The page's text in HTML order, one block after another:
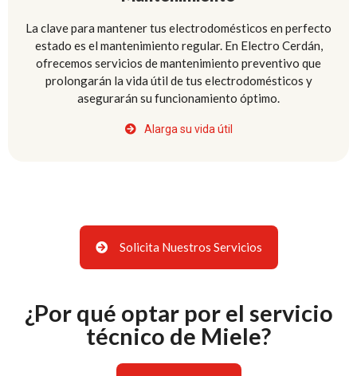
La clave para mantener tus electrodomésticos en perfecto
estado es el mantenimiento regular. En Electro Cerdán,
ofrecemos servicios de mantenimiento preventivo que
prolongarán la vida útil de tus electrodomésticos y
asegurarán su funcionamiento óptimo.
Alarga su vida útil
Solicita Nuestros Servicios
¿Por qué optar por el servicio
técnico de Miele?